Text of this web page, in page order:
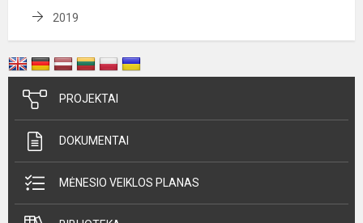
2019
PROJEKTAI
DOKUMENTAI
MĖNESIO VEIKLOS PLANAS